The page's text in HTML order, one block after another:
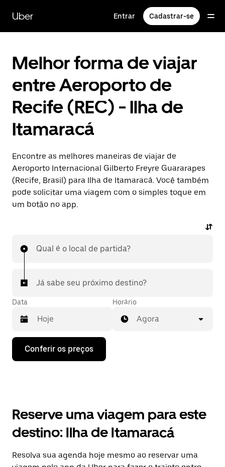
para
conteúdo
Uber Entrar Cadastrar-se
Melhor forma de viajar
entre Aeroporto de
Recife (REC) - Ilha de
Itamaracá
Encontre as melhores maneiras de viajar de
Aeroporto Internacional Gilberto Freyre Guararapes
(Recife, Brasil) para Ilha de Itamaracá. Você também
pode solicitar uma viagem com o simples toque em
um botão no app.
Qual é o local de partida?
Já sabe seu próximo destino?
Data
Pressione
seta
o
e
uma
data.
Horário
Agora
Conferir os preços
Reserve uma viagem para este
destino: Ilha de Itamaracá
Resolva sua agenda hoje mesmo ao reservar uma